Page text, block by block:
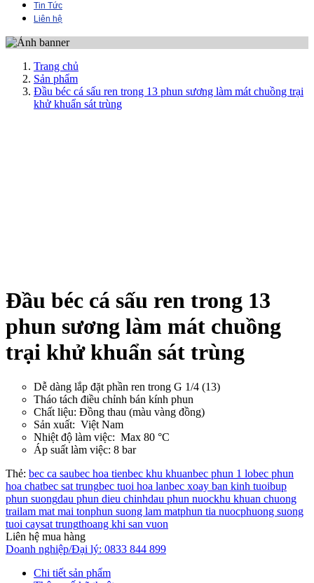
Tin Tức
Liên hệ
Trang chủ
Sản phẩm
Đầu béc cá sấu ren trong 13 phun sương làm mát chuồng trại
khử khuẩn sát trùng
Đầu béc cá sấu ren trong 13
phun sương làm mát chuồng
trại khử khuẩn sát trùng
Dễ dàng lắp đặt phần ren trong G 1/4 (13)
Tháo tách điều chỉnh bán kính phun
Chất liệu: Đồng thau (màu vàng đồng)
Sản xuất: Việt Nam
Nhiệt độ làm việc: Max 80 °C
Áp suất làm việc: 8 bar
Thẻ: bec ca saubec hoa tienbec khu khuanbec phun 1 lobec phun
hoa chatbec sat trungbec tuoi hoa lanbec xoay ban kinh tuoibup
phun suongdau phun dieu chinhdau phun nuockhu khuan chuong
trailam mat mai tonphun suong lam matphun tia nuocphuong suong
tuoi caysat trungthoang khi san vuon
Liên hệ mua hàng
Doanh nghiệp/Đại lý: 0833 844 899
Chi tiết sản phẩm